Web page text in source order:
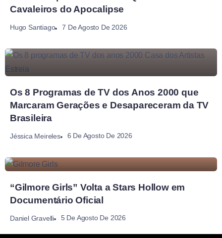
Cavaleiros do Apocalipse
Hugo Santiago 7 De Agosto De 2026
Os 8 Programas de TV dos Anos 2000 que
Marcaram Gerações e Desapareceram da TV
Brasileira
Jéssica Meireles 6 De Agosto De 2026
“Gilmore Girls” Volta a Stars Hollow em
Documentário Oficial
Daniel Gravelli 5 De Agosto De 2026